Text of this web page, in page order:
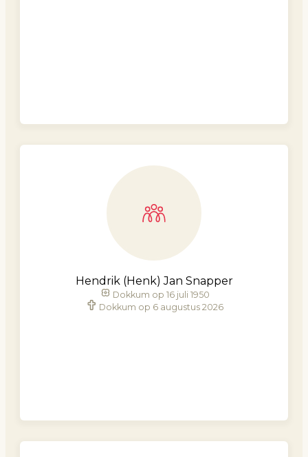
Hendrik (Henk) Jan Snapper
Dokkum op 16 juli 1950
Dokkum op 6 augustus 2026